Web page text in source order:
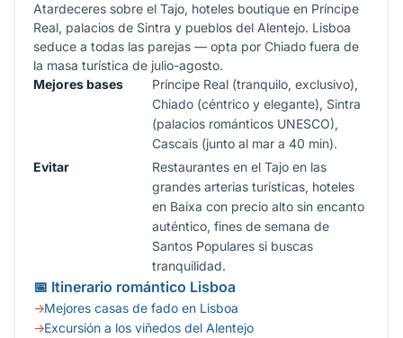
Atardeceres sobre el Tajo, hoteles boutique en Príncipe
Real, palacios de Sintra y pueblos del Alentejo. Lisboa
seduce a todas las parejas — opta por Chiado fuera de
la masa turística de julio-agosto.
Mejores bases
Príncipe Real (tranquilo, exclusivo),
Chiado (céntrico y elegante), Sintra
(palacios románticos UNESCO),
Cascais (junto al mar a 40 min).
Evitar
Restaurantes en el Tajo en las
grandes arterias turísticas, hoteles
en Baixa con precio alto sin encanto
auténtico, fines de semana de
Santos Populares si buscas
tranquilidad.
📅 Itinerario romántico Lisboa
Mejores casas de fado en Lisboa
Excursión a los viñedos del Alentejo